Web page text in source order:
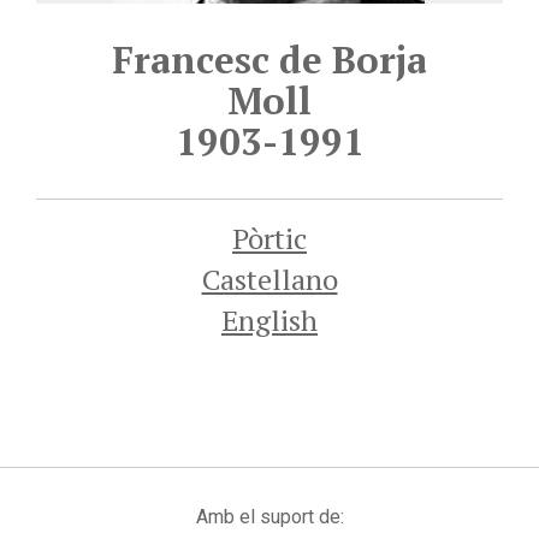
Francesc de Borja
Moll
1903-1991
Pòrtic
Castellano
English
Amb el suport de: